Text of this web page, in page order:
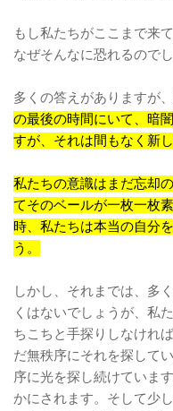
もし私たちがここまで来
なぜそんなに恐れるので
多くの答えがありますが
の最後の時間にいて、暗
すが、それは間もなく新
私たちの意識はまだ忘却
てそのベールが一枚一枚
時、私たちは本当の自分
う。
しかし、それまでは、多
くはないでしょうが、私
ちこちと手探りしなけれ
だ無秩序にそれを探して
序に光を探し続けていま
かにされます。そして少